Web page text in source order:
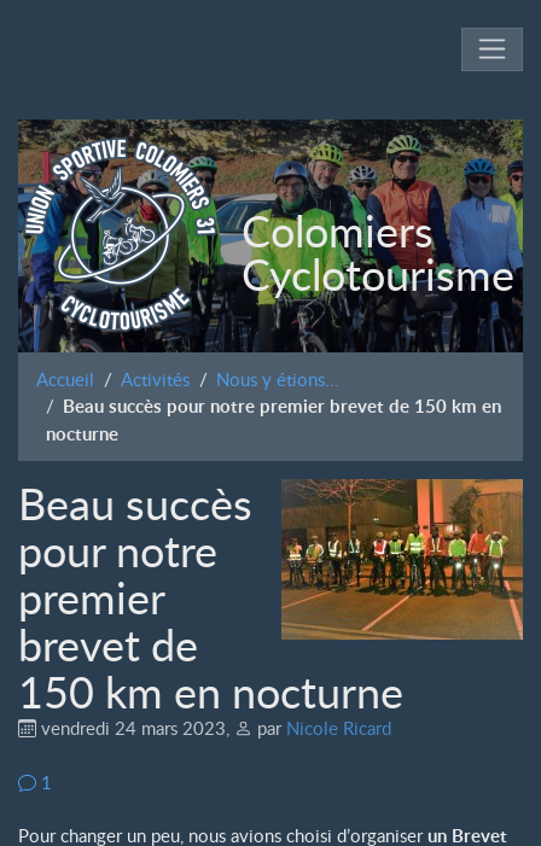
Colomiers
Cyclotourisme
Accueil Activités Nous y étions...
Beau succès pour notre premier brevet de 150 km en
nocturne
Beau succès
pour notre
premier
brevet de
150 km en nocturne
vendredi 24 mars 2023, par Nicole Ricard
1
Pour changer un peu, nous avions choisi d’organiserun Brevet